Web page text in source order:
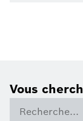
Vous